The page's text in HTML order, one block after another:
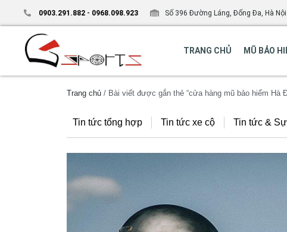
0903.291.882 - 0968.098.923 Số 396 Đường Láng, Đống Đa, Hà Nội
TRANG CHỦ MŨ BẢO
Trang chủ / Bài viết được gắn thẻ “cửa hàng mũ bảo hiểm Hà
Tin tức tổng hợp Tin tức xe cộ Tin tức &